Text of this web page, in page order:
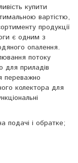
купити
вартістю,
продукції
є одним з
опалення.
потоку
для приладів
переважно
колектора для
подачі і обратке;